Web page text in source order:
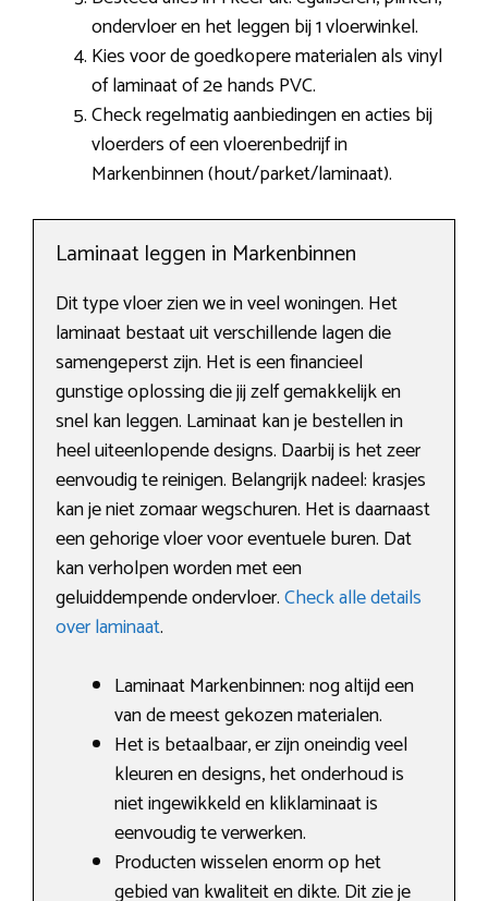
ondervloer en het leggen bij 1 vloerwinkel.
Kies voor de goedkopere materialen als vinyl
of laminaat of 2e hands PVC.
Check regelmatig aanbiedingen en acties bij
vloerders of een vloerenbedrijf in
Markenbinnen (hout/parket/laminaat).
Laminaat leggen in Markenbinnen
Dit type vloer zien we in veel woningen. Het
laminaat bestaat uit verschillende lagen die
samengeperst zijn. Het is een financieel
gunstige oplossing die jij zelf gemakkelijk en
snel kan leggen. Laminaat kan je bestellen in
heel uiteenlopende designs. Daarbij is het zeer
eenvoudig te reinigen. Belangrijk nadeel: krasjes
kan je niet zomaar wegschuren. Het is daarnaast
een gehorige vloer voor eventuele buren. Dat
kan verholpen worden met een
geluiddempende ondervloer.Check alle details
over laminaat.
Laminaat Markenbinnen: nog altijd een
van de meest gekozen materialen.
Het is betaalbaar, er zijn oneindig veel
kleuren en designs, het onderhoud is
niet ingewikkeld en kliklaminaat is
eenvoudig te verwerken.
Producten wisselen enorm op het
gebied van kwaliteit en dikte. Dit zie je